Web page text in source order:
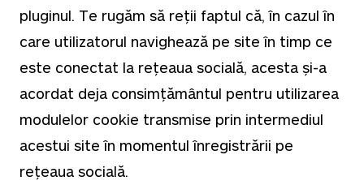
pluginul. Te rugăm să reții faptul că, în cazul în
care utilizatorul navighează pe site în timp ce
este conectat la rețeaua socială, acesta și-a
acordat deja consimțământul pentru utilizarea
modulelor cookie transmise prin intermediul
acestui site în momentul înregistrării pe
rețeaua socială.